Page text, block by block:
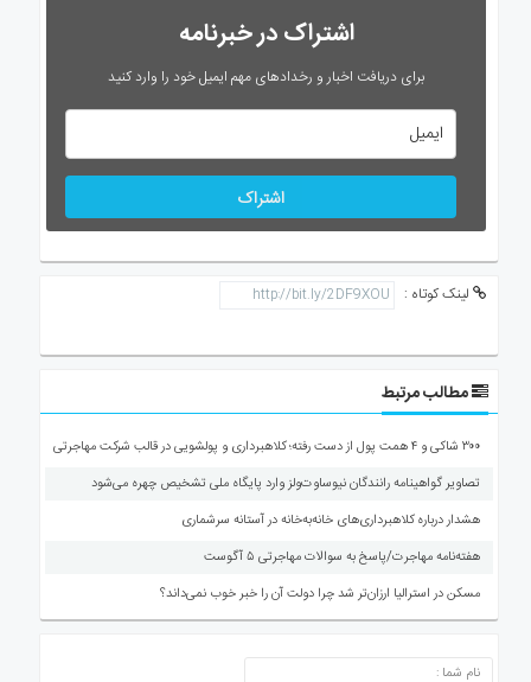
اشتراک در خبرنامه
برای دریافت اخبار و رخدادهای مهم ایمیل خود را وارد کنید
اشتراک
لینک کوتاه :
مطالب مرتبط
۳۰۰ شاکی و ۴ همت پول از دست رفته؛ کلاهبرداری و پولشویی در قالب شرکت مهاجرتی
تصاویر گواهینامه رانندگان نیوساوت‌ولز وارد پایگاه ملی تشخیص چهره می‌شود
هشدار درباره کلاهبرداری‌های خانه‌به‌خانه در آستانه سرشماری
هفته‌نامه مهاجرت/پاسخ به سوالات مهاجرتی ۵ آگوست
مسکن در استرالیا ارزان‌تر شد چرا دولت آن را خبر خوب نمی‌داند؟
ارسال دیدگاه